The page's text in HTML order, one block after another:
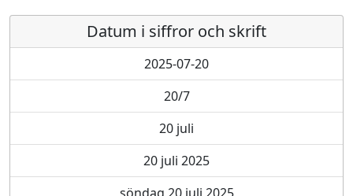
Datum i siffror och skrift
2025-07-20
20/7
20 juli
20 juli 2025